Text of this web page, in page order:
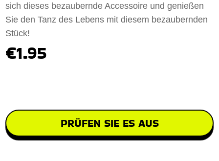
sich dieses bezaubernde Accessoire und genießen
Sie den Tanz des Lebens mit diesem bezaubernden
Stück!
€1.95
PRÜFEN SIE ES AUS